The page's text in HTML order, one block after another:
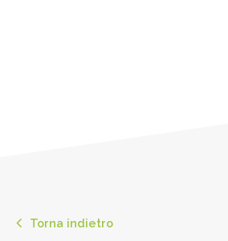
Torna indietro